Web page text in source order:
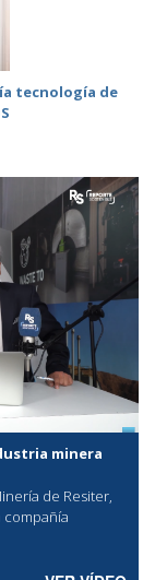
tecnología de
minera
de Resiter,
compañía